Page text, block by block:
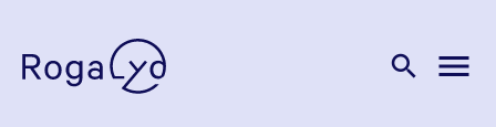
search menu